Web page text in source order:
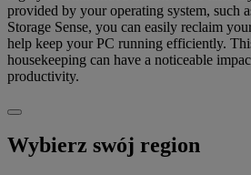
provided by your operating system, such
Storage Sense, you can easily reclaim
help keep your PC running efficiently.
housekeeping can have a noticeable
productivity.
Wybierz swój region